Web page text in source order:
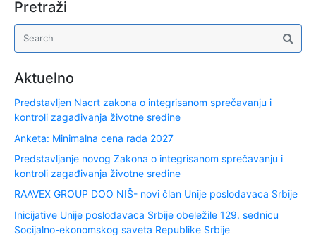
Pretraži
Aktuelno
Predstavljen Nacrt zakona o integrisanom sprečavanju i
kontroli zagađivanja životne sredine
Anketa: Minimalna cena rada 2027
Predstavljanje novog Zakona o integrisanom sprečavanju i
kontroli zagađivanja životne sredine
RAAVEX GROUP DOO NIŠ- novi član Unije poslodavaca Srbije
Inicijative Unije poslodavaca Srbije obeležile 129. sednicu
Socijalno-ekonomskog saveta Republike Srbije